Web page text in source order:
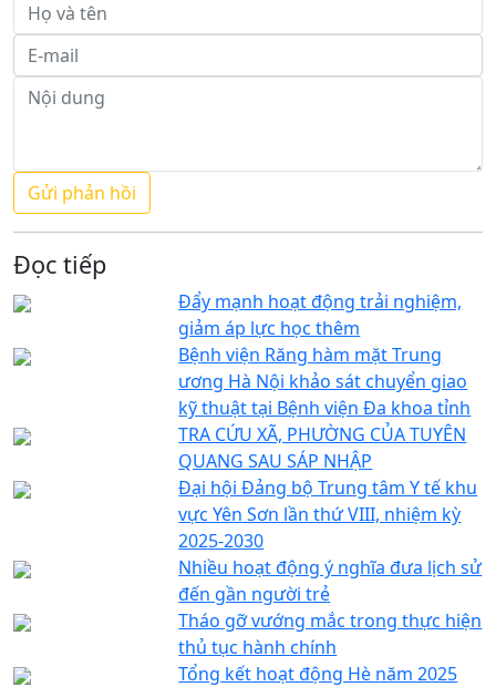
Đọc tiếp
Đẩy mạnh hoạt động trải nghiệm,
giảm áp lực học thêm
Bệnh viện Răng hàm mặt Trung
ương Hà Nội khảo sát chuyển giao
kỹ thuật tại Bệnh viện Đa khoa tỉnh
TRA CỨU XÃ, PHƯỜNG CỦA TUYÊN
QUANG SAU SÁP NHẬP
Đại hội Đảng bộ Trung tâm Y tế khu
vực Yên Sơn lần thứ VIII, nhiệm kỳ
2025-2030
Nhiều hoạt động ý nghĩa đưa lịch sử
đến gần người trẻ
Tháo gỡ vướng mắc trong thực hiện
thủ tục hành chính
Tổng kết hoạt động Hè năm 2025